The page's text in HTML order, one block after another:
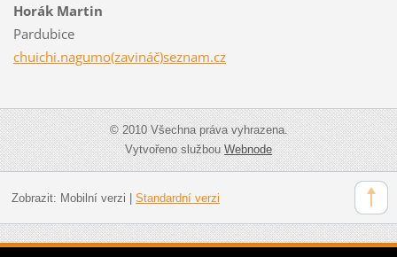
Horák Martin
Pardubice
chuichi.nagumo(zavináč)seznam.cz
© 2010 Všechna práva vyhrazena.
Vytvořeno službouWebnode
Zobrazit: Mobilní verzi Standardní verzi